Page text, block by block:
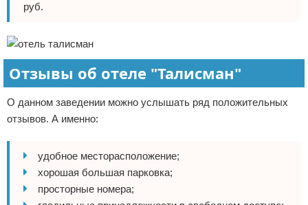
руб.
Отзывы об отеле "Талисман"
О данном заведении можно услышать ряд положительных
отзывов. А именно:
удобное месторасположение;
хорошая большая парковка;
просторные номера;